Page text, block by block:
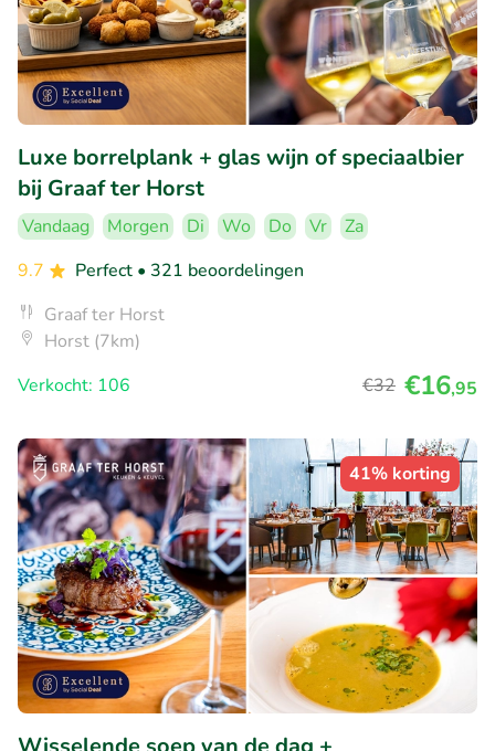
Luxe borrelplank + glas wijn of speciaalbier
bij Graaf ter Horst
Vandaag Morgen Di Wo Do Vr
Za
9.7
Perfect • 321 beoordelingen
Graaf ter Horst
Horst (7km)
Verkocht: 106
€32 €16,95
41% korting